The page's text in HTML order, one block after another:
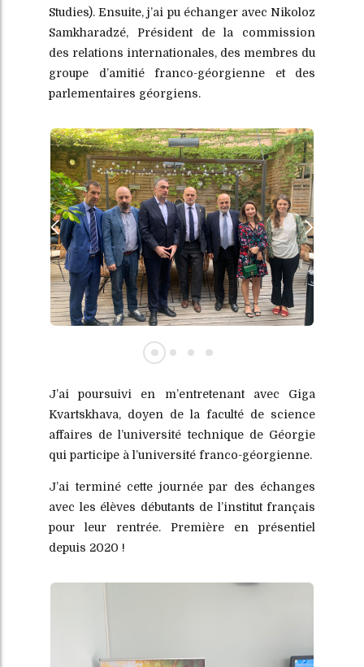
Studies). Ensuite, j’ai pu échanger avec Nikoloz
Samkharadzé, Président de la commission
des relations internationales, des membres du
groupe d’amitié franco-géorgienne et des
parlementaires géorgiens.
J’ai poursuivi en m’entretenant avec Giga
Kvartskhava, doyen de la faculté de science
affaires de l’université technique de Géorgie
qui participe à l’université franco-géorgienne.
J’ai terminé cette journée par des échanges
avec les élèves débutants de l’institut français
pour leur rentrée. Première en présentiel
depuis 2020 !